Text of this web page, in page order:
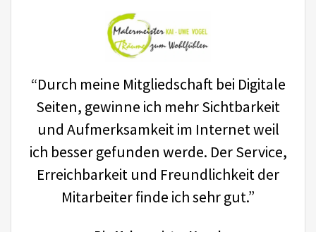
“Durch meine Mitgliedschaft bei Digitale
Seiten, gewinne ich mehr Sichtbarkeit
und Aufmerksamkeit im Internet weil
ich besser gefunden werde. Der Service,
Erreichbarkeit und Freundlichkeit der
Mitarbeiter finde ich sehr gut.”